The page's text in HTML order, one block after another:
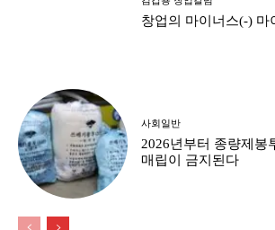
창업의 마이너스(-) 마
사회일반
2026년부터 종량제봉
매립이 금지된다